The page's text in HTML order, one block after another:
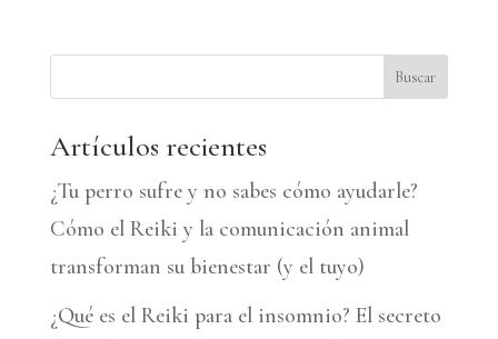
e
r
n
t
e
Buscar
Artículos recientes
¿Tu perro sufre y no sabes cómo ayudarle?
Cómo el Reiki y la comunicación animal
transforman su bienestar (y el tuyo)
¿Qué es el Reiki para el insomnio? El secreto